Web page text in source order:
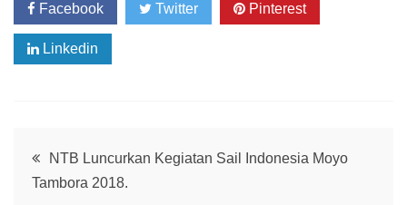
Facebook Twitter Pinterest
Linkedin
PostNTB Luncurkan Kegiatan Sail Indonesia Moyo
Tambora 2018.